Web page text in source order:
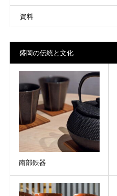
資料
盛岡の伝統と文化
南部鉄器